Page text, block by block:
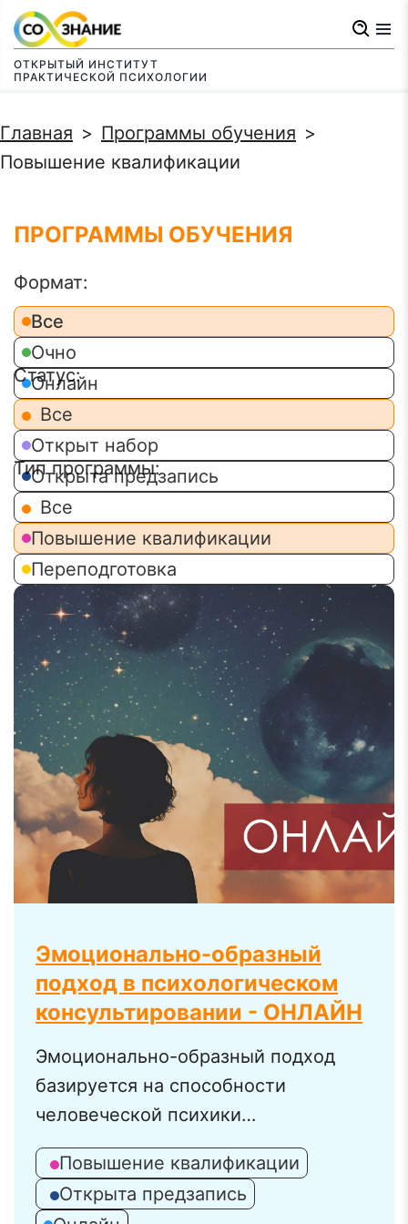
Перейти
основному
ОТКРЫТЫЙ ИНСТИТУТ
ПРАКТИЧЕСКОЙ ПСИХОЛОГИИ
Строка
навигации
Главная
Программы обучения
Повышение квалификации
ПРОГРАММЫ ОБУЧЕНИЯ
Все
Очно
Онлайн
Все
Открыт набор
Открыта предзапись
Все
Повышение квалификации
Переподготовка
Эмоционально-образный
подход в психологическом
консультировании - ОНЛАЙН
Эмоционально-образный подход
базируется на способности
человеческой психики
преобразовывать эмоциональный
опыт, создавая образы и метафоры.
Через эмоционально-заряженные
Повышение квалификации
Открыта предзапись